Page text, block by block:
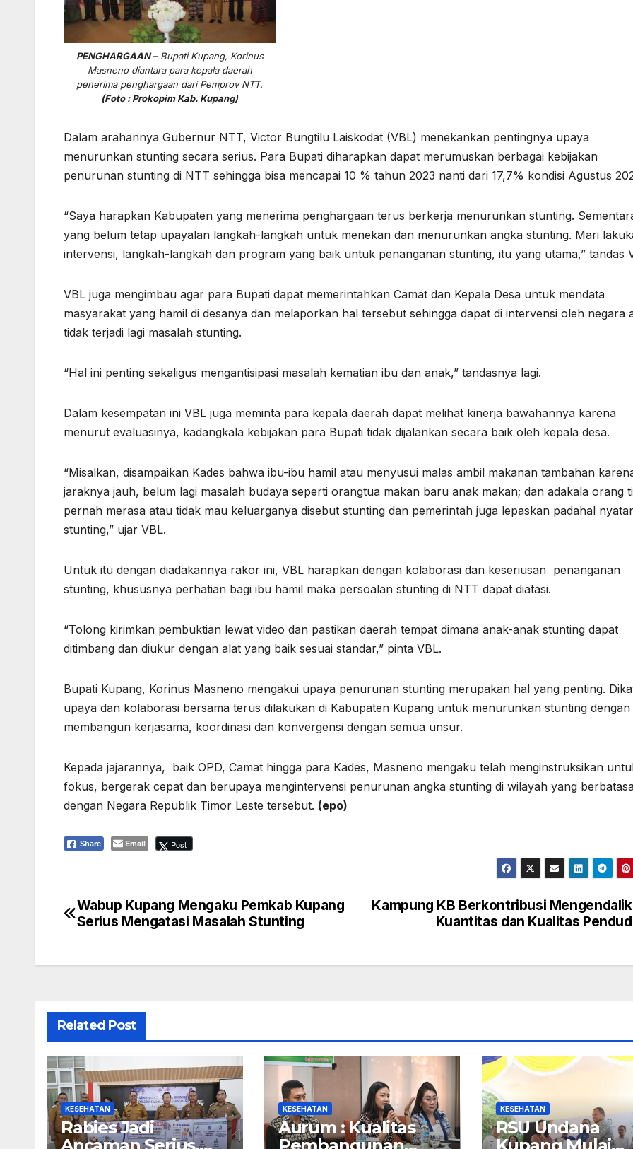
PENGHARGAAN –Bupati Kupang, Korinus
Masneno diantara para kepala daerah
penerima penghargaan dari Pemprov NTT.
(Foto : Prokopim Kab. Kupang)
Dalam arahannya Gubernur NTT, Victor Bungtilu Laiskodat (VBL) menekankan pentingnya upaya
menurunkan stunting secara serius. Para Bupati diharapkan dapat merumuskan berbagai kebijakan
penurunan stunting di NTT sehingga bisa mencapai 10 % tahun 2023 nanti dari 17,7% kondisi Agustus
“Saya harapkan Kabupaten yang menerima penghargaan terus berkerja menurunkan stunting.
yang belum tetap upayalan langkah-langkah untuk menekan dan menurunkan angka stunting. Mari
intervensi, langkah-langkah dan program yang baik untuk penanganan stunting, itu yang utama,” tandas
VBL juga mengimbau agar para Bupati dapat memerintahkan Camat dan Kepala Desa untuk mendata
masyarakat yang hamil di desanya dan melaporkan hal tersebut sehingga dapat di intervensi oleh negara
tidak terjadi lagi masalah stunting.
“Hal ini penting sekaligus mengantisipasi masalah kematian ibu dan anak,” tandasnya lagi.
Dalam kesempatan ini VBL juga meminta para kepala daerah dapat melihat kinerja bawahannya karena
menurut evaluasinya, kadangkala kebijakan para Bupati tidak dijalankan secara baik oleh kepala desa.
“Misalkan, disampaikan Kades bahwa ibu-ibu hamil atau menyusui malas ambil makanan tambahan
jaraknya jauh, belum lagi masalah budaya seperti orangtua makan baru anak makan; dan adakala orang
pernah merasa atau tidak mau keluarganya disebut stunting dan pemerintah juga lepaskan padahal
stunting,” ujar VBL.
Untuk itu dengan diadakannya rakor ini, VBL harapkan dengan kolaborasi dan keseriusan penanganan
stunting, khususnya perhatian bagi ibu hamil maka persoalan stunting di NTT dapat diatasi.
“Tolong kirimkan pembuktian lewat video dan pastikan daerah tempat dimana anak-anak stunting dapat
ditimbang dan diukur dengan alat yang baik sesuai standar,” pinta VBL.
Bupati Kupang, Korinus Masneno mengakui upaya penurunan stunting merupakan hal yang penting.
upaya dan kolaborasi bersama terus dilakukan di Kabupaten Kupang untuk menurunkan stunting dengan
membangun kerjasama, koordinasi dan konvergensi dengan semua unsur.
Kepada jajarannya, baik OPD, Camat hingga para Kades, Masneno mengaku telah menginstruksikan
fokus, bergerak cepat dan berupaya mengintervensi penurunan angka stunting di wilayah yang
dengan Negara Republik Timor Leste tersebut. (epo)
Share Email Post
Navigasi
Kampung KB Berkontribusi
Kuantitas dan Kualitas
Wabup Kupang Mengaku Pemkab Kupang
Serius Mengatasi Masalah Stunting
Related Post
KESEHATAN
Rabies Jadi
KESEHATAN
Aurum : Kualitas
KESEHATAN
RSU Undana